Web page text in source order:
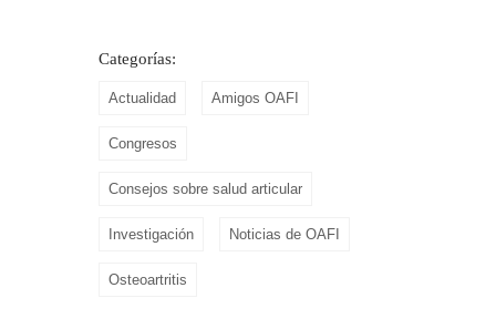
Categorías:
Actualidad Amigos OAFI
Congresos
Consejos sobre salud articular
Investigación Noticias de OAFI
Osteoartritis